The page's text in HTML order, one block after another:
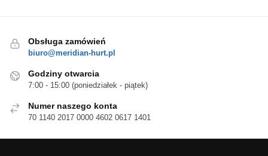
Obsługa zamówień
biuro@meridian-hurt.pl
Godziny otwarcia
7:00 - 15:00 (poniedziałek - piątek)
Numer naszego konta
70 1140 2017 0000 4602 0617 1401